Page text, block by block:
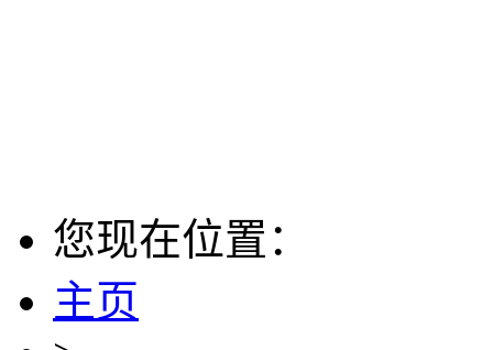
您现在位置：
主页